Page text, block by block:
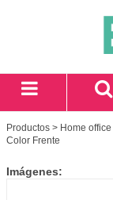
Productos > Home office
Color Frente
Imágenes: